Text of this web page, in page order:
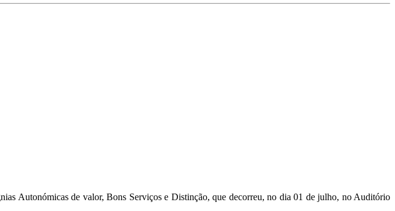
Autonómicas de valor, Bons Serviços e Distinção, que decorreu, no dia 01 de julho, no Auditório